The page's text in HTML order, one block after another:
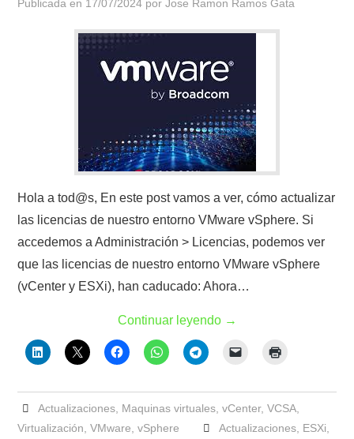
Publicada en 17/07/2024 porJose Ramon Ramos Gata
Hola a tod@s, En este post vamos a ver, cómo actualizar
las licencias de nuestro entorno VMware vSphere. Si
accedemos a Administración > Licencias, podemos ver
que las licencias de nuestro entorno VMware vSphere
(vCenter y ESXi), han caducado: Ahora…
Continuar leyendo →
Actualizaciones, Maquinas virtuales, vCenter, VCSA,
Virtualización ,VMware ,vSphere Actualizaciones, ESXi